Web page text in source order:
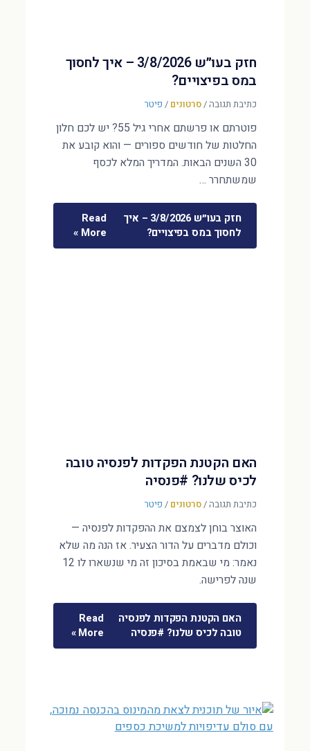
חזק בעו״ש 3/8/2026 – איך לחסוך
במס בפיצויים?
כתיבת תגובה/סרטונים / פיטר
פוטרתם או פרשתם אחרי גיל 55? יש לכם חלון
החלטות של חודשים ספורים — והוא קובע את
30 השנים הבאות. המדריך המלא לכסף
שמשתחרר …
חזק בעו״ש 3/8/2026 – איך
לחסוך במס בפיצויים?
Read
More »
האם הקטנת הפקדות לפנסיה טובה
לכיס שלנו? #פנסיה
כתיבת תגובה/סרטונים / פיטר
האוצר בוחן לצמצם את ההפקדות לפנסיה —
וכולם מדברים על הדור הצעיר. אז הנה מה שלא
נאמר: מי שבאמת בסיכון זה מי שנשארו לו 12
שנה לפרישה.
האם הקטנת הפקדות לפנסיה
טובה לכיס שלנו? #פנסיה
Read
More »